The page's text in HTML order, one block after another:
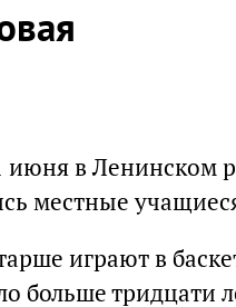
июня в Ленинском
местные
играют в
больше тридцати